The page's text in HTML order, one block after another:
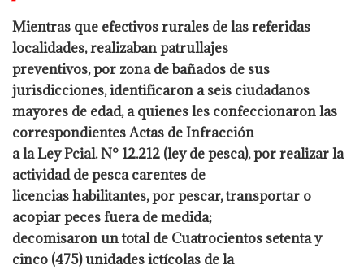
Mientras que efectivos rurales de las referidas
localidades, realizaban patrullajes
preventivos, por zona de bañados de sus
jurisdicciones, identificaron a seis ciudadanos
mayores de edad, a quienes les confeccionaron las
correspondientes Actas de Infracción
a la Ley Pcial. N° 12.212 (ley de pesca), por realizar la
actividad de pesca carentes de
licencias habilitantes, por pescar, transportar o
acopiar peces fuera de medida;
decomisaron un total de Cuatrocientos setenta y
cinco (475) unidades ictícolas de la